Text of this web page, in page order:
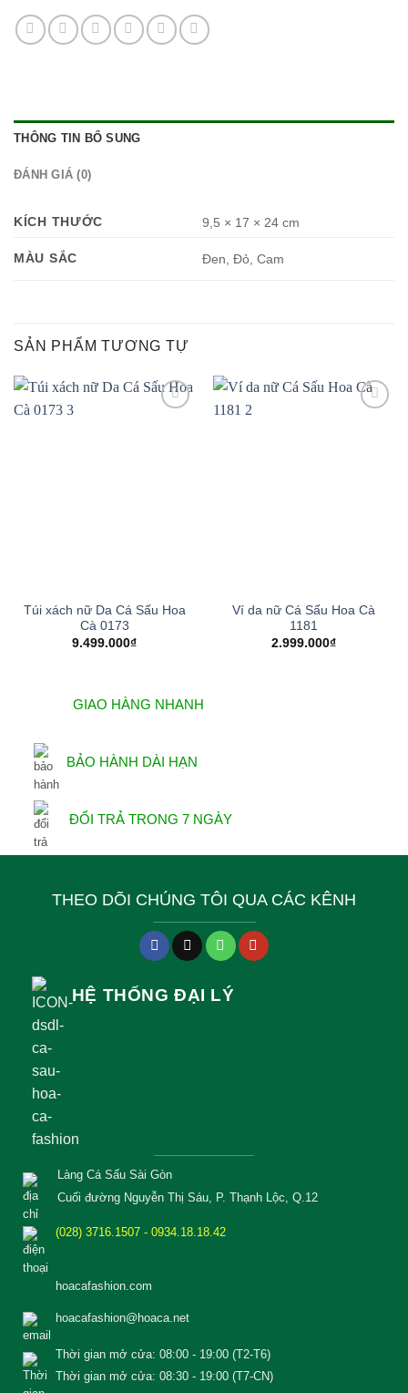
THÔNG TIN BỔ SUNG
ĐÁNH GIÁ (0)
KÍCH THƯỚC 9,5 × 17 × 24 cm
MÀU SẮC Đen, Đỏ, Cam
SẢN PHẨM TƯƠNG TỰ
Túi xách nữ Da Cá Sấu Hoa
Cà 0173
9.499.000₫
Ví da nữ Cá Sấu Hoa Cà
1181
2.999.000₫
GIAO HÀNG NHANH
BẢO HÀNH DÀI HẠN
ĐỔI TRẢ TRONG 7 NGÀY
THEO DÕI CHÚNG TÔI QUA CÁC KÊNH
HỆ THỐNG ĐẠI LÝ
Làng Cá Sấu Sài Gòn
Cuối đường Nguyễn Thị Sáu, P. Thạnh Lộc, Q.12
(028) 3716.1507 - 0934.18.18.42
hoacafashion.com
hoacafashion@hoaca.net
Thời gian mở cửa: 08:00 - 19:00 (T2-T6)
Thời gian mở cửa: 08:30 - 19:00 (T7-CN)